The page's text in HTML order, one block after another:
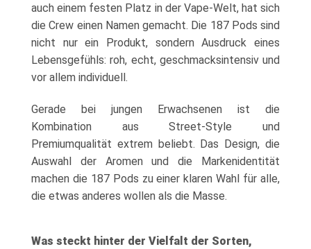
auch einem festen Platz in der Vape-Welt, hat sich
die Crew einen Namen gemacht. Die 187 Pods sind
nicht nur ein Produkt, sondern Ausdruck eines
Lebensgefühls: roh, echt, geschmacksintensiv und
vor allem individuell.
Gerade bei jungen Erwachsenen ist die
Kombination aus Street-Style und
Premiumqualität extrem beliebt. Das Design, die
Auswahl der Aromen und die Markenidentität
machen die 187 Pods zu einer klaren Wahl für alle,
die etwas anderes wollen als die Masse.
Was steckt hinter der Vielfalt der Sorten,